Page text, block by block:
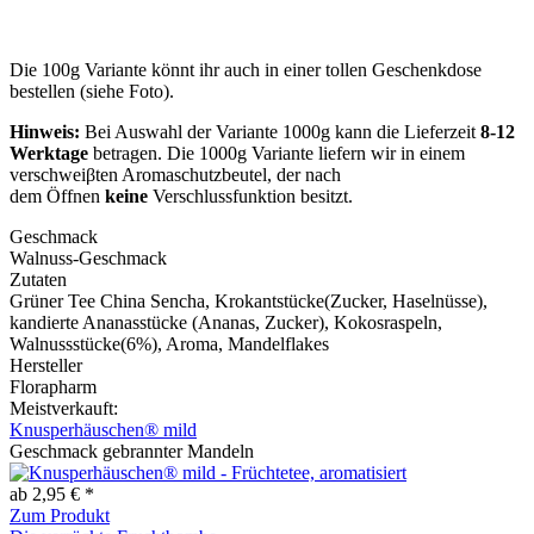
Die 100g Variante könnt ihr auch in einer tollen Geschenkdose
bestellen (siehe Foto).
Hinweis: Bei Auswahl der Variante 1000g kann die Lieferzeit 8-12
Werktage betragen. Die 1000g Variante liefern wir in einem
verschweiβten Aromaschutzbeutel, der nach
dem Öffnen keine Verschlussfunktion besitzt.
Geschmack
Walnuss-Geschmack
Zutaten
Grüner Tee China Sencha, Krokantstücke(Zucker, Haselnüsse),
kandierte Ananasstücke (Ananas, Zucker), Kokosraspeln,
Walnussstücke(6%), Aroma, Mandelflakes
Hersteller
Florapharm
Meistverkauft:
Knusperhäuschen® mild
Geschmack gebrannter Mandeln
ab 2,95 € *
Zum Produkt